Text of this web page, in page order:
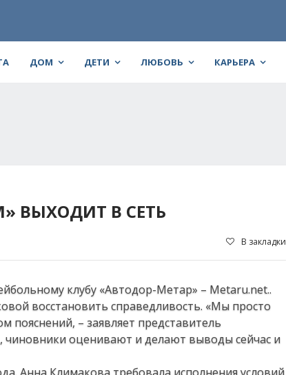
ДОМ ДЕТИ ЛЮБОВЬ КАРЬЕРА
ВЫХОДИТ В СЕТЬ
В закладки
клубу «Автодор-Метар» – Metaru.net..
восстановить справедливость. «Мы просто
– заявляет представитель
чиновники оценивают и делают выводы сейчас и